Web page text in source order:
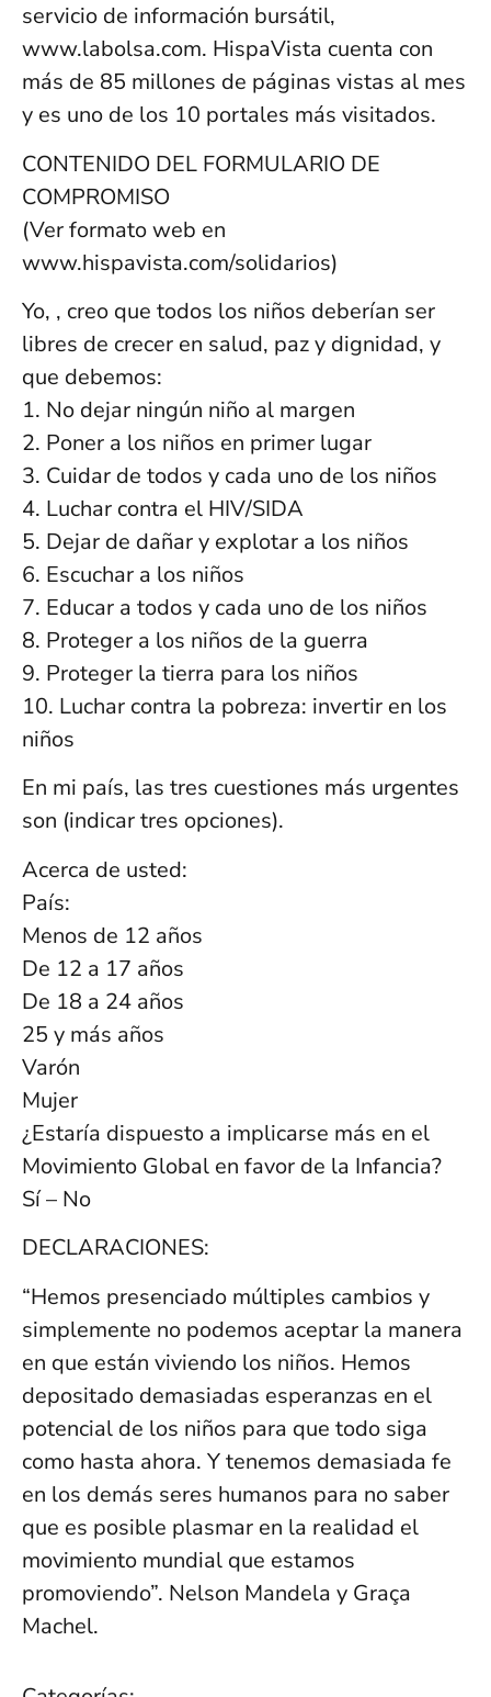
servicio de información bursátil,
www.labolsa.com. HispaVista cuenta con
más de 85 millones de páginas vistas al mes
y es uno de los 10 portales más visitados.
CONTENIDO DEL FORMULARIO DE
COMPROMISO
(Ver formato web en
www.hispavista.com/solidarios)
Yo, , creo que todos los niños deberían ser
libres de crecer en salud, paz y dignidad, y
que debemos:
1. No dejar ningún niño al margen
2. Poner a los niños en primer lugar
3. Cuidar de todos y cada uno de los niños
4. Luchar contra el HIV/SIDA
5. Dejar de dañar y explotar a los niños
6. Escuchar a los niños
7. Educar a todos y cada uno de los niños
8. Proteger a los niños de la guerra
9. Proteger la tierra para los niños
10. Luchar contra la pobreza: invertir en los
niños
En mi país, las tres cuestiones más urgentes
son (indicar tres opciones).
Acerca de usted:
País:
Menos de 12 años
De 12 a 17 años
De 18 a 24 años
25 y más años
Varón
Mujer
¿Estaría dispuesto a implicarse más en el
Movimiento Global en favor de la Infancia?
Sí – No
DECLARACIONES:
“Hemos presenciado múltiples cambios y
simplemente no podemos aceptar la manera
en que están viviendo los niños. Hemos
depositado demasiadas esperanzas en el
potencial de los niños para que todo siga
como hasta ahora. Y tenemos demasiada fe
en los demás seres humanos para no saber
que es posible plasmar en la realidad el
movimiento mundial que estamos
promoviendo”. Nelson Mandela y Graça
Machel.